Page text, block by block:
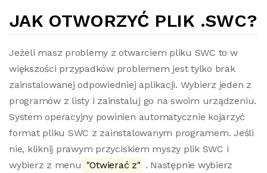
JAK OTWORZYĆ PLIK .SWC?
Jeżeli masz problemy z otwarciem pliku SWC to w
większości przypadków problemem jest tylko brak
zainstalowanej odpowiedniej aplikacji. Wybierz jeden z
programów z listy i zainstaluj go na swoim urządzeniu.
System operacyjny powinien automatycznie kojarzyć
format pliku SWC z zainstalowanym programem. Jeśli
nie, kliknij prawym przyciskiem myszy plik SWC i
wybierz z menu "Otwierać z" . Następnie wybierz